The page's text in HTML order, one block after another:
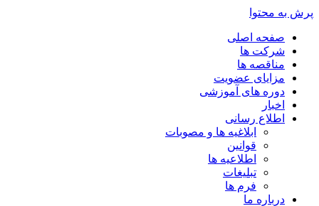
پرش به محتوا
صفحه اصلی
شرکت ها
مناقصه ها
مزایای عضویت
دوره های آموزشی
اخبار
اطلاع رسانی
ابلاغیه ها و مصوبات
قوانین
اطلاعیه ها
تبلیغات
فرم ها
درباره ما